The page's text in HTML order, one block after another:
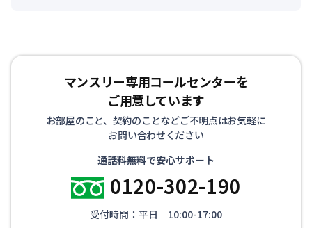
マンスリー専用コールセンターを
ご用意しています
お部屋のこと、契約のことなどご不明点はお気軽に
お問い合わせください
通話料無料で安心サポート
0120-302-190
受付時間：平日 10:00-17:00